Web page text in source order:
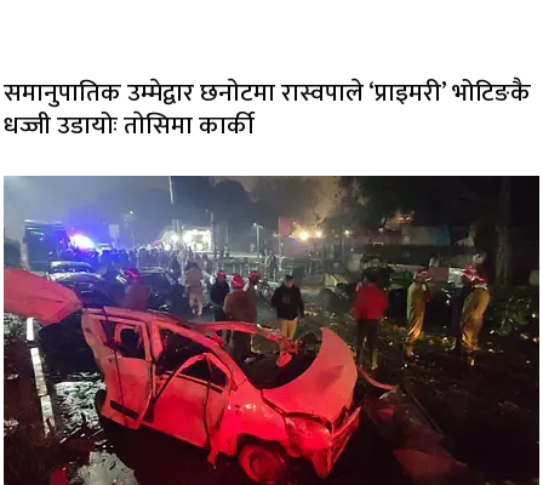
समानुपातिक उम्मेद्वार छनाेटमा रास्वपाले ‘प्राइमरी’ भोटिङकै
धज्जी उडायोः ताेसिमा कार्की